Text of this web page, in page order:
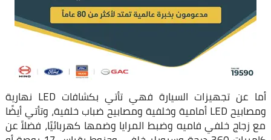
أما عن تجهيزات السيارة فهي تأتي بكشافات LED نهارية
ومصابيح LED أمامية وخلفية ومصابيح ضباب خلفية، وتأتي أيضًا
مع زجاج خلفي فاميه وضبط المرايا وضمها كهربائيًا، فضلاً عن